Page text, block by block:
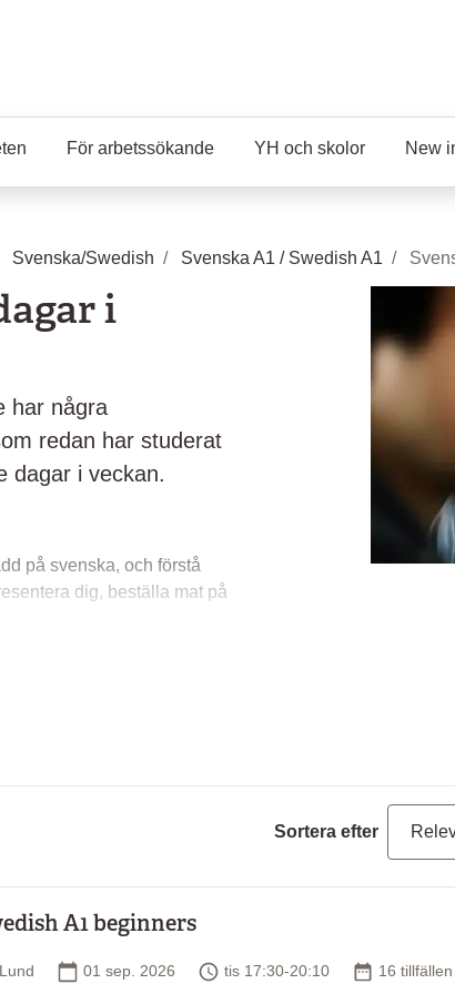
För arbetssökande YH och skolor New
Svenska/Swedish Svenska A1 / Swedish A1
i
har några
redan har studerat
dagar i veckan.
på svenska, och förstå
dig, beställa mat på
från A1 för nybörjare till
till exempel A1,
Sortera efter
A1 beginners
Plats
Lund Startdatum
01 sep. 2026 Tid
tis 17:30-20:10 Antal
16 tillfällen